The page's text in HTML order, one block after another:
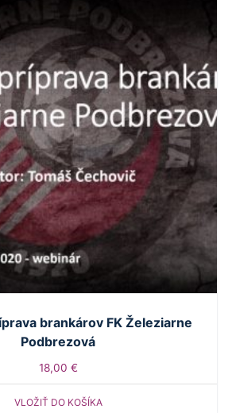
brankárov FK Železiarne
Podbrezová
18,00 €
VLOŽIŤ DO KOŠÍKA